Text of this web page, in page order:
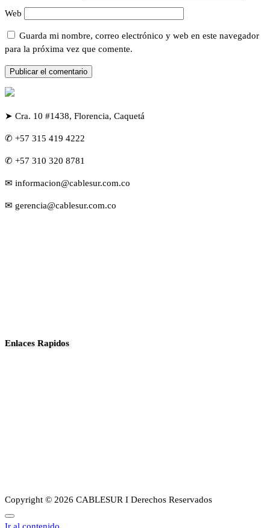
Web
Guarda mi nombre, correo electrónico y web en este navegador
para la próxima vez que comente.
➤ Cra. 10 #1438, Florencia, Caquetá
✆ +57 315 419 4222
✆ +57 310 320 8781
✉ informacion@cablesur.com.co
✉ gerencia@cablesur.com.co
Enlaces Rapidos
Copyright © 2026 CABLESUR I Derechos Reservados